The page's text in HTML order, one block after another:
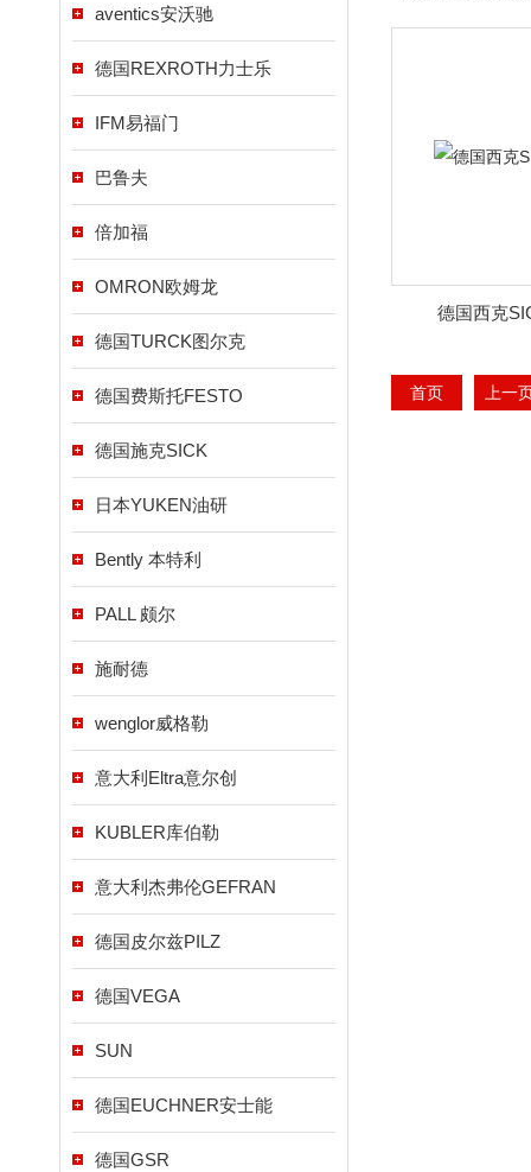
aventics安沃驰
德国REXROTH力士乐
IFM易福门
巴鲁夫
倍加福
OMRON欧姆龙
德国TURCK图尔克
德国费斯托FESTO
德国施克SICK
日本YUKEN油研
Bently 本特利
PALL 颇尔
施耐德
wenglor威格勒
意大利Eltra意尔创
KUBLER库伯勒
意大利杰弗伦GEFRAN
德国皮尔兹PILZ
德国VEGA
SUN
德国EUCHNER安士能
德国GSR
德国西克
首页 上一